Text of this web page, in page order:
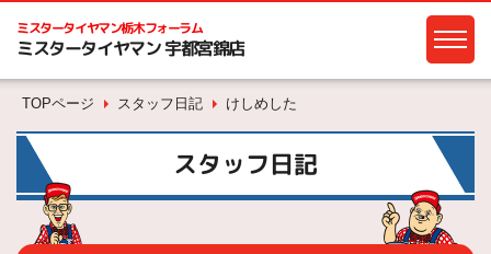
ミスタータイヤマン栃木フォーラム
ミスタータイヤマン 宇都宮錦店
TOPページ スタッフ日記 けしめした
スタッフ日記